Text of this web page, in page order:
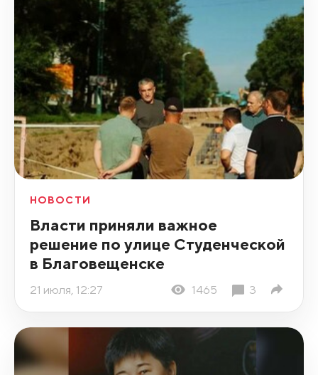
НОВОСТИ
Власти приняли важное
решение по улице Студенческой
в Благовещенске
21 июля, 12:27 1465 3